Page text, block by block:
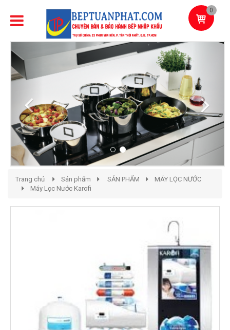
0
Previous
Trang chủ Sản phẩm SẢN PHẨM
MÁY LỌC NƯỚC
Máy Lọc Nước Karofi